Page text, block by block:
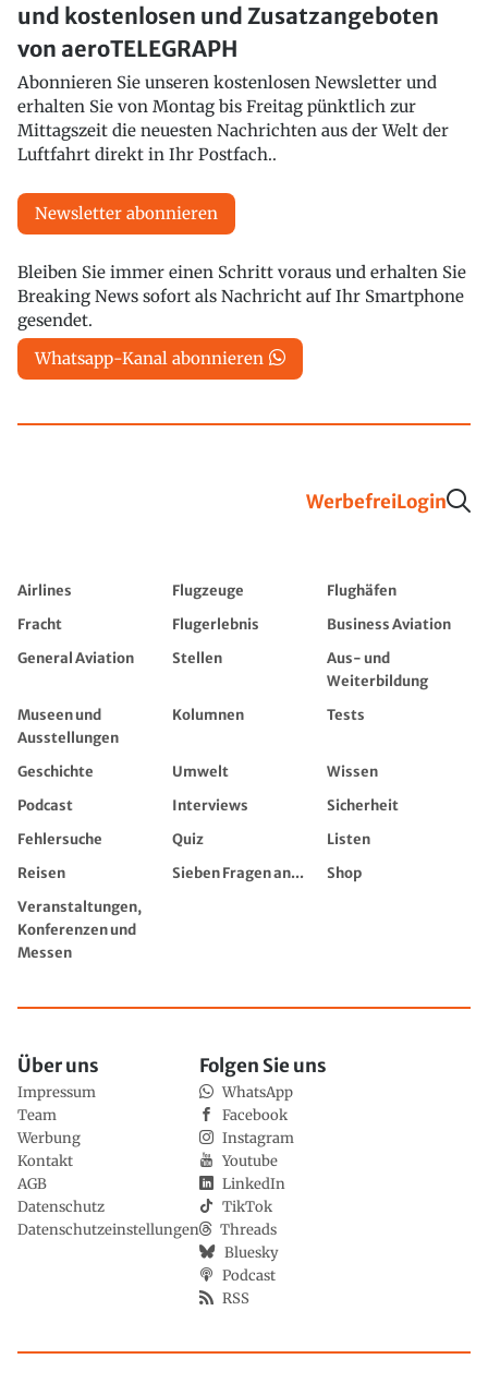
und kostenlosen und Zusatzangeboten
von aeroTELEGRAPH
Abonnieren Sie unseren kostenlosen Newsletter und
erhalten Sie von Montag bis Freitag pünktlich zur
Mittagszeit die neuesten Nachrichten aus der Welt der
Luftfahrt direkt in Ihr Postfach..
Newsletter abonnieren
Bleiben Sie immer einen Schritt voraus und erhalten Sie
Breaking News sofort als Nachricht auf Ihr Smartphone
gesendet.
Whatsapp-Kanal abonnieren
WerbefreiLogin
Airlines Flugzeuge
Flughäfen
Fracht
Flugerlebnis
Business Aviation
General Aviation
Stellen
Aus- und
Weiterbildung
Museen und
Ausstellungen
Kolumnen Tests
Geschichte Umwelt
Wissen
Podcast
Interviews
Sicherheit
Fehlersuche
Quiz
Listen
Reisen
Sieben Fragen an...
Shop
Veranstaltungen,
Konferenzen und
Messen
Über uns
Impressum
Team
Werbung
Kontakt
AGB
Datenschutz
Datenschutzeinstellungen
Folgen Sie uns
WhatsApp
Facebook
Instagram
Youtube
LinkedIn
TikTok
Threads
Bluesky
Podcast
RSS